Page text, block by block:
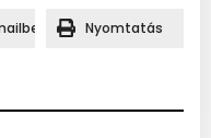
Nyomtatás